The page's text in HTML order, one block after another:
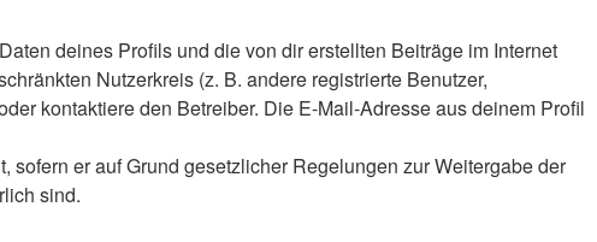
deines Profils und die von dir erstellten Beiträge im Internet
Nutzerkreis (z. B. andere registrierte Benutzer,
kontaktiere den Betreiber. Die E-Mail-Adresse aus deinem Profil
er auf Grund gesetzlicher Regelungen zur Weitergabe der
sind.